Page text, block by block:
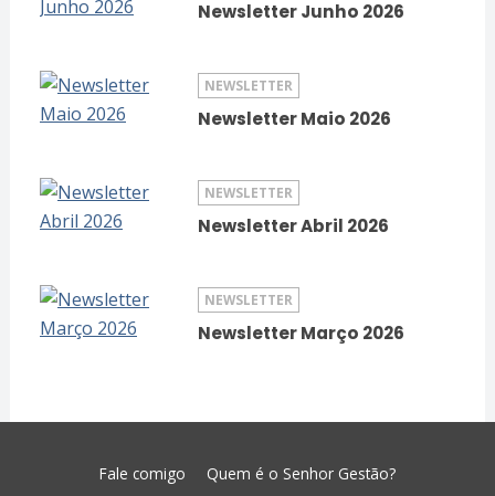
Newsletter Junho 2026
NEWSLETTER
Newsletter Maio 2026
NEWSLETTER
Newsletter Abril 2026
NEWSLETTER
Newsletter Março 2026
Fale comigo
Quem é o Senhor Gestão?